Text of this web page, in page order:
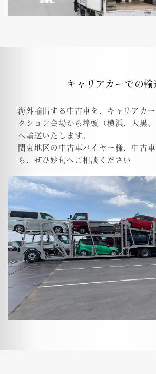
キャリアカーでの輸
海外輸出する中古車を、キャリアカ
クション会場から埠頭（横浜、大黒、
へ輸送いたします。
関東地区の中古車バイヤー様、中古
ら、ぜひ妙旬へご相談ください